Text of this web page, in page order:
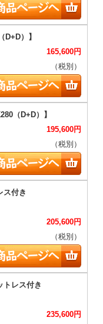
165,600円
（税別）
195,600円
（税別）
205,600円
（税別）
235,600円